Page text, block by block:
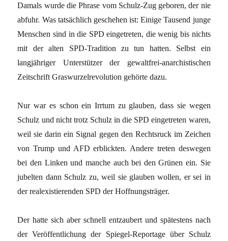
Damals wurde die Phrase vom Schulz-Zug geboren, der nie
abfuhr. Was tatsächlich geschehen ist: Einige Tausend junge
Menschen sind in die SPD eingetreten, die wenig bis nichts
mit der alten SPD-Tradition zu tun hatten. Selbst ein
langjähriger Unterstützer der gewaltfrei-anarchistischen
Zeitschrift Graswurzelrevolution gehörte dazu.
Nur war es schon ein Irrtum zu glauben, dass sie wegen
Schulz und nicht trotz Schulz in die SPD eingetreten waren,
weil sie darin ein Signal gegen den Rechtsruck im Zeichen
von Trump und AFD erblickten. Andere treten deswegen
bei den Linken und manche auch bei den Grünen ein. Sie
jubelten dann Schulz zu, weil sie glauben wollen, er sei in
der realexistierenden SPD der Hoffnungsträger.
Der hatte sich aber schnell entzaubert und spätestens nach
der Veröffentlichung der Spiegel-Reportage über Schulz